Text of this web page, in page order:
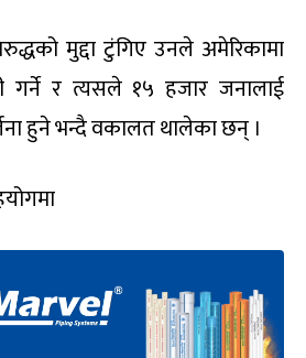
मुद्दा टुंगिए उनले अमेरिकामा
गर्ने र त्यसले १५ हजार जनालाई
हुने भन्दै वकालत थालेका छन् ।